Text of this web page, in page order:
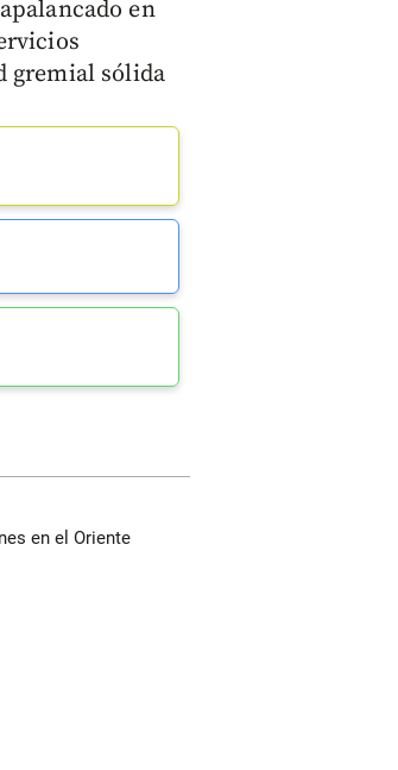
en
gremial sólida
en el Oriente